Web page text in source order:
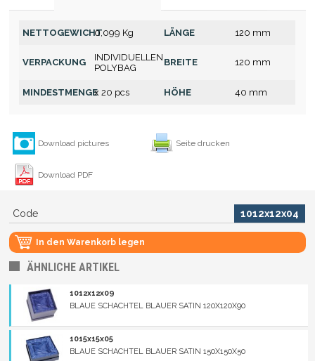
NETTOGEWICHT0,099 Kg LÄNGE 120 mm
VERPACKUNG
INDIVIDUELLEN
POLYBAG
BREITE 120 mm
MINDESTMENGEx 20 pcs HÖHE 40 mm
Download pictures Seite drucken
Download PDF
Code 1012x12x04
In den Warenkorb legen
ÄHNLICHE ARTIKEL
1012x12x09
BLAUE SCHACHTEL BLAUER SATIN 120X120X90
1015x15x05
BLAUE SCHACHTEL BLAUER SATIN 150X150X50